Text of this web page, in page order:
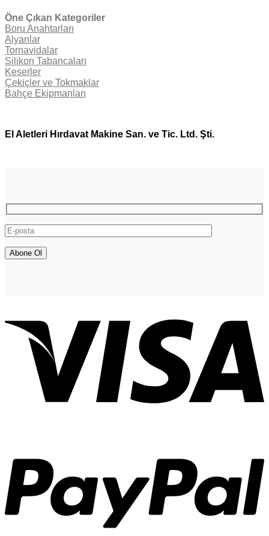
Öne Çıkan Kategoriler
Boru Anahtarları
Alyanlar
Tornavidalar
Silikon Tabancaları
Keserler
Çekiçler ve Tokmaklar
Bahçe Ekipmanları
El Aletleri Hırdavat Makine San. ve Tic. Ltd. Şti.